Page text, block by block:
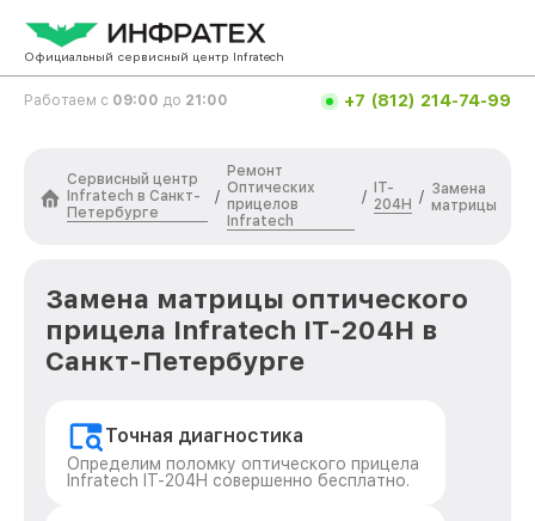
Официальный сервисный центр Infratech
Работаем с 09:00 до 21:00 +7 (812) 214-74-99
Сервисный центр
Infratech в Санкт-
Петербурге
/
Ремонт
Оптических
прицелов
Infratech
/
IT-
204H / Замена
матрицы
Замена матрицы оптического
прицела Infratech IT-204H в
Санкт-Петербурге
Точная диагностика
Определим поломку оптического прицела
Infratech IT-204H совершенно бесплатно.